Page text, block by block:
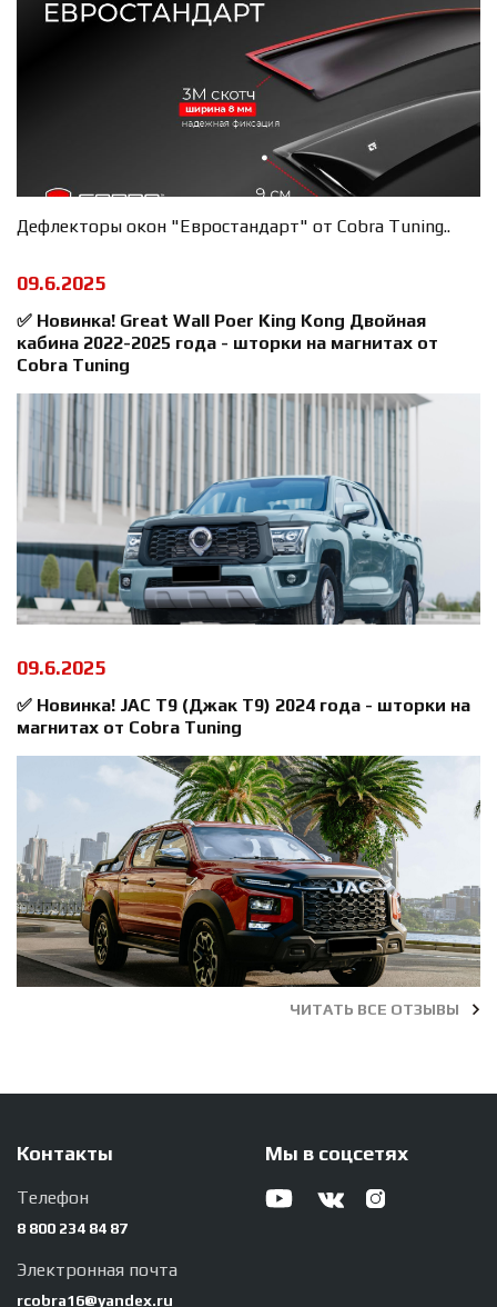
Дефлекторы окон "Евростандарт" от Cobra Tuning..
09.6.2025
✅ Новинка! Great Wall Poer King Kong Двойная
кабина 2022-2025 года - шторки на магнитах от
Cobra Tuning
09.6.2025
✅ Новинка! JAC T9 (Джак Т9) 2024 года - шторки на
магнитах от Cobra Tuning
ЧИТАТЬ ВСЕ ОТЗЫВЫ
Контакты
Телефон
8 800 234 84 87
Электронная почта
rcobra16@yandex.ru
Мы в соцсетях